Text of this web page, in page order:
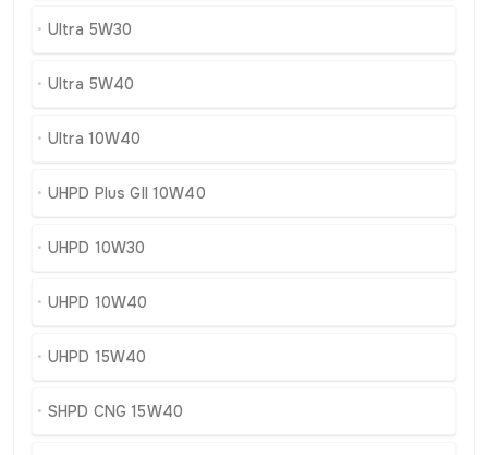
Ultra 5W30
Ultra 5W40
Ultra 10W40
UHPD Plus GII 10W40
UHPD 10W30
UHPD 10W40
UHPD 15W40
SHPD CNG 15W40